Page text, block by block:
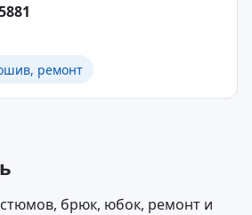
ремонт
брюк, юбок, ремонт и